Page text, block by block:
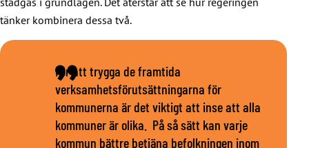
tänker kombinera dessa två.
För att trygga de framtida
verksamhetsförutsättningarna för
kommunerna är det viktigt att inse att alla
kommuner är olika. På så sätt kan varje
kommun bättre betjäna befolkningen inom